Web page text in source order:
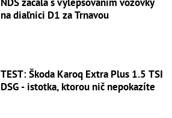
na diaľnici D1 za Trnavou
TEST: Škoda Karoq Extra Plus 1.5 TSI
DSG - istotka, ktorou nič nepokazíte